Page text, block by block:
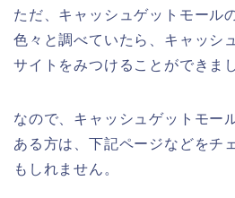
ただ、キャッシュゲットモール
色々と調べていたら、キャッシ
サイトをみつけることができま
なので、キャッシュゲットモー
ある方は、下記ページなどをチ
もしれません。